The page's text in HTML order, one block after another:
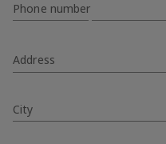
Phone number
Address
City